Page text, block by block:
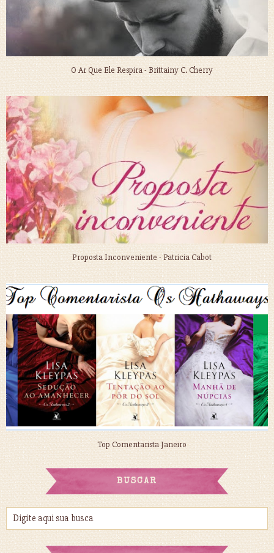
O Ar Que Ele Respira - Brittainy C. Cherry
Proposta Inconveniente - Patricia Cabot
Top Comentarista Janeiro
BUSCAR